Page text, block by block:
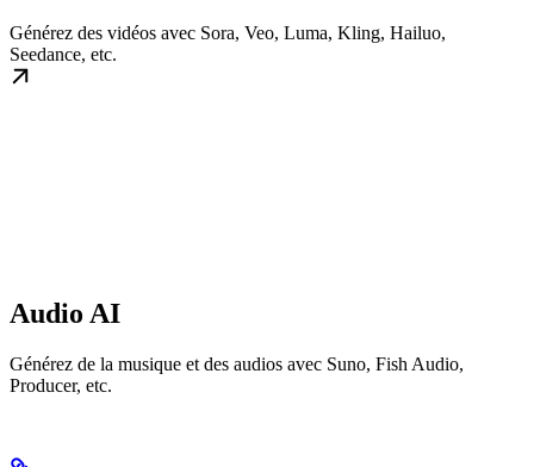
Générez des vidéos avec Sora, Veo, Luma, Kling, Hailuo,
Seedance, etc.
Audio AI
Générez de la musique et des audios avec Suno, Fish Audio,
Producer, etc.